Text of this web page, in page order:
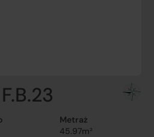
Metraż
45.97m²